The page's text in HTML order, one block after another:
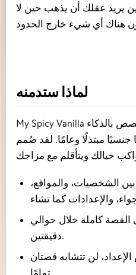
يريد عقلك أن يذهب حين لا
لماذا ستدمنه
My Spicy Vanilla ليس مجرد مولّد قصص بالذكاء
مبتذلًا وعامًا. لقد صُمم
بين الشخصيات، والمواقع،
كاملة خلال حوالي
دقيقتين.
لن تتشابه قصتان